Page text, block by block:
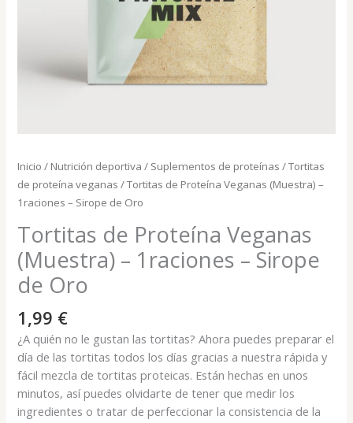
Inicio / Nutrición deportiva / Suplementos de proteínas /Tortitas
de proteína veganas / Tortitas de Proteína Veganas (Muestra) –
1raciones – Sirope de Oro
Tortitas de Proteína Veganas
(Muestra) – 1raciones – Sirope
de Oro
1,99 €
¿A quién no le gustan las tortitas? Ahora puedes preparar el
día de las tortitas todos los días gracias a nuestra rápida y
fácil mezcla de tortitas proteicas. Están hechas en unos
minutos, así puedes olvidarte de tener que medir los
ingredientes o tratar de perfeccionar la consistencia de la